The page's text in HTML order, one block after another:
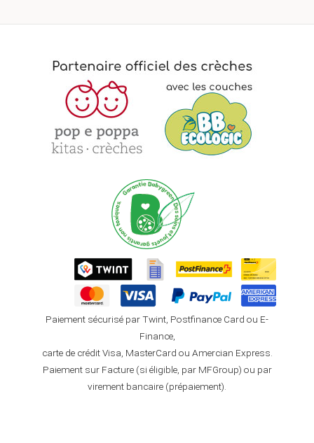
Paiement sécurisé par Twint, Postfinance Card ou E-
Finance,
carte de crédit Visa, MasterCard ou Amercian Express.
Paiement sur Facture (si éligible, par MFGroup) ou par
virement bancaire (prépaiement).